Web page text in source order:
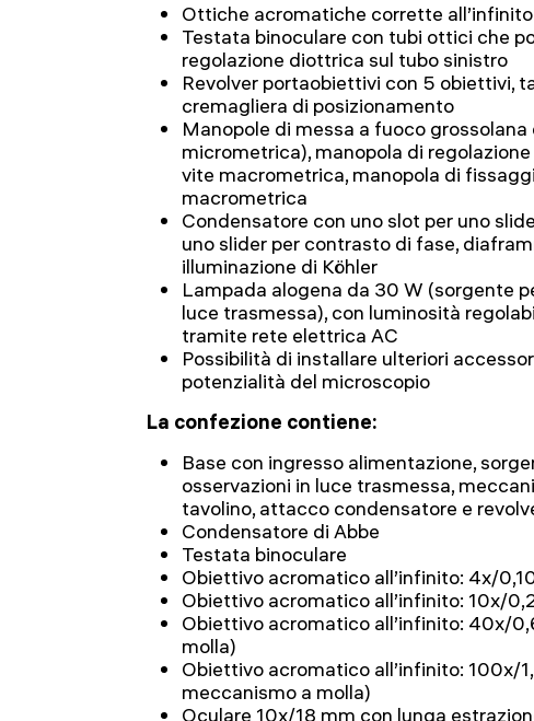
Ottiche acromatiche corrette all’infinito
Testata binoculare con tubi ottici che
regolazione diottrica sul tubo sinistro
Revolver portaobiettivi con 5 obiettivi,
cremagliera di posizionamento
Manopole di messa a fuoco
micrometrica), manopola di
vite macrometrica, manopola di
macrometrica
Condensatore con uno slot per uno
uno slider per contrasto di fase,
illuminazione di Köhler
Lampada alogena da 30 W (sorgente
luce trasmessa), con luminosità
tramite rete elettrica AC
Possibilità di installare ulteriori
potenzialità del microscopio
La confezione contiene:
Base con ingresso alimentazione,
osservazioni in luce trasmessa,
tavolino, attacco condensatore e
Condensatore di Abbe
Testata binoculare
Obiettivo acromatico all’infinito: 4x/
Obiettivo acromatico all’infinito: 10x/
Obiettivo acromatico all’infinito: 40x/
molla)
Obiettivo acromatico all’infinito: 100x/
meccanismo a molla)
Oculare 10x/18 mm con lunga